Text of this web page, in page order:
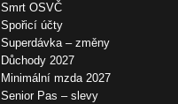
Smrt OSVČ
Spořicí účty
Superdávka – změny
Důchody 2027
Minimální mzda 2027
Senior Pas – slevy